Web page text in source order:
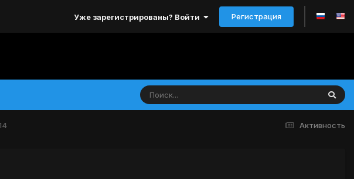
Уже зарегистрированы? Войти Регистрация
Активность